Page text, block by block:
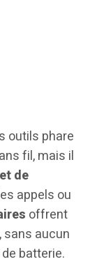
outils phare
fil, mais il
de
appels ou
offrent
, sans aucun
batterie.